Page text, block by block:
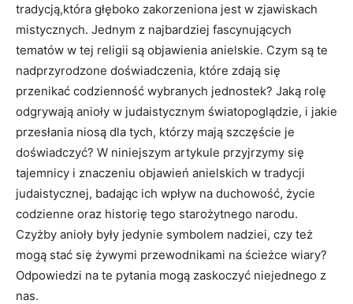
tradycją,która głęboko zakorzeniona jest w zjawiskach
mistycznych. Jednym z najbardziej fascynujących
tematów w tej religii są objawienia anielskie. Czym są te
nadprzyrodzone doświadczenia, które zdają się
przenikać codzienność wybranych jednostek? Jaką rolę
odgrywają anioły w judaistycznym światopoglądzie, i jakie
przesłania niosą dla tych, którzy mają szczęście je
doświadczyć? W niniejszym artykule przyjrzymy się
tajemnicy i znaczeniu objawień anielskich w tradycji
judaistycznej, badając ich wpływ na duchowość, życie
codzienne oraz historię tego starożytnego narodu.
Czyżby anioły były jedynie symbolem nadziei, czy też
mogą stać się żywymi przewodnikami na ścieżce wiary?
Odpowiedzi na te pytania mogą zaskoczyć niejednego z
nas.